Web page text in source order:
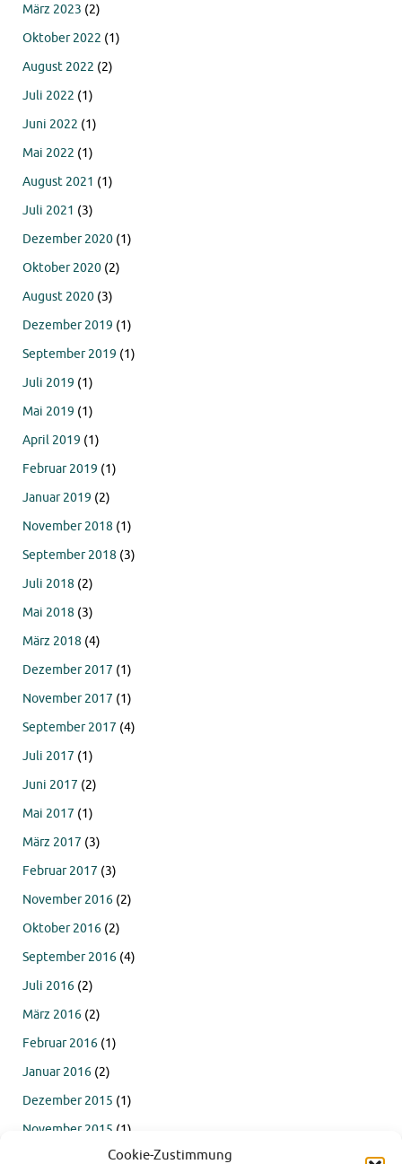
Cookie-Zustimmung
März 2023 (2)
Oktober 2022 (1)
August 2022 (2)
Juli 2022 (1)
Juni 2022 (1)
Mai 2022 (1)
August 2021 (1)
Juli 2021 (3)
Dezember 2020 (1)
Oktober 2020 (2)
August 2020 (3)
Dezember 2019 (1)
September 2019 (1)
Juli 2019 (1)
Mai 2019 (1)
April 2019 (1)
Februar 2019 (1)
Januar 2019 (2)
November 2018 (1)
September 2018 (3)
Juli 2018 (2)
Mai 2018 (3)
März 2018 (4)
Dezember 2017 (1)
November 2017 (1)
September 2017 (4)
Juli 2017 (1)
Juni 2017 (2)
Mai 2017 (1)
März 2017 (3)
Februar 2017 (3)
November 2016 (2)
Oktober 2016 (2)
September 2016 (4)
Juli 2016 (2)
März 2016 (2)
Februar 2016 (1)
Januar 2016 (2)
Dezember 2015 (1)
November 2015 (1)
(4)